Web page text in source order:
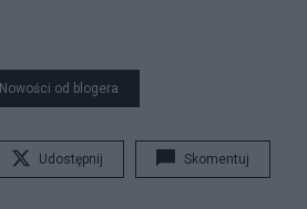
Nowości od blogera
Udostępnij Skomentuj